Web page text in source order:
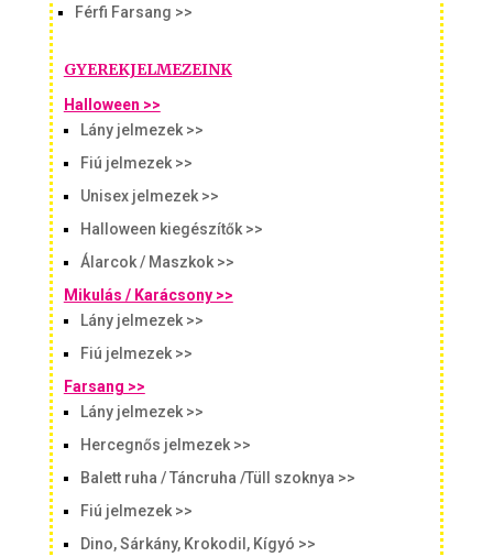
Férfi Farsang >>
GYEREKJELMEZEINK
Halloween >>
Lány jelmezek >>
Fiú jelmezek >>
Unisex jelmezek >>
Halloween kiegészítők >>
Álarcok / Maszkok >>
Mikulás / Karácsony >>
Lány jelmezek >>
Fiú jelmezek >>
Farsang >>
Lány jelmezek >>
Hercegnős jelmezek >>
Balett ruha / Táncruha /Tüll szoknya >>
Fiú jelmezek >>
Dino, Sárkány, Krokodil, Kígyó >>